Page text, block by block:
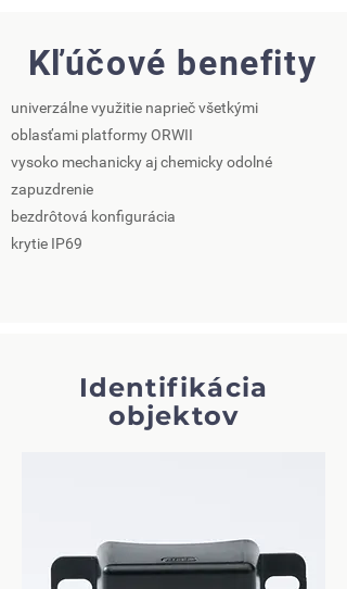
Kľúčové benefity
univerzálne využitie naprieč všetkými
oblasťami platformy ORWII
vysoko mechanicky aj chemicky odolné
zapuzdrenie
bezdrôtová konfigurácia
krytie IP69
Identifikácia
objektov